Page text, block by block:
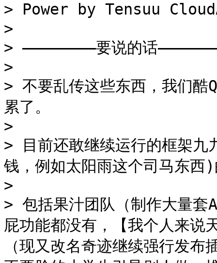
> Power by Tensuu
>
> ————————要说的话
>
> 不要乱传这些东西，我们酷
累了。
>
> 目前还敢继续运行的框架九
钱，例如太阳雨这个司马东西
>
> 包括果汁团队（制作大量套
屁功能都没有，【我个人来说
（现又改名奇迹继续强行发